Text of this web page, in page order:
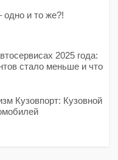
одно и то же?!
2025 года:
стало меньше и что
Кузовпорт: Кузовной